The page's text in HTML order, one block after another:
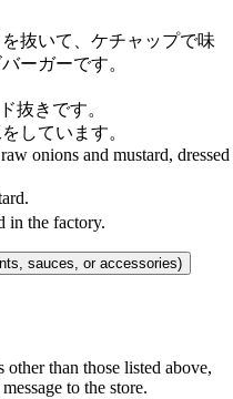
抜いて、ケチャップで味
ーガーです。
抜きです。
しています。
onions and mustard,
in the factory.
sauces, or accessories)
other than those listed above,
to the store.